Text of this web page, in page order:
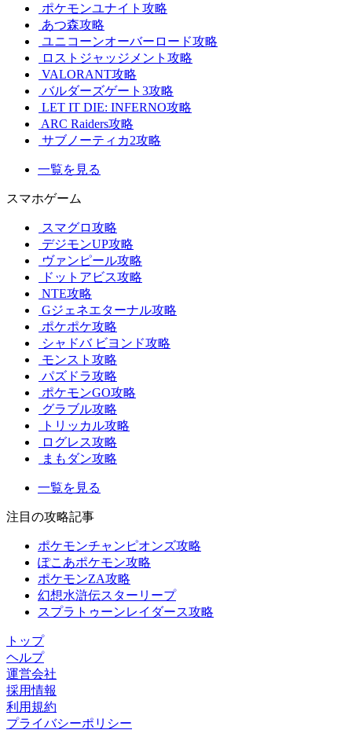
ポケモンユナイト攻略
あつ森攻略
ユニコーンオーバーロード攻略
ロストジャッジメント攻略
VALORANT攻略
バルダーズゲート3攻略
LET IT DIE: INFERNO攻略
ARC Raiders攻略
サブノーティカ2攻略
一覧を見る
スマホゲーム
スマグロ攻略
デジモンUP攻略
ヴァンピール攻略
ドットアビス攻略
NTE攻略
Gジェネエターナル攻略
ポケポケ攻略
シャドバ ビヨンド攻略
モンスト攻略
パズドラ攻略
ポケモンGO攻略
グラブル攻略
トリッカル攻略
ログレス攻略
まもダン攻略
一覧を見る
注目の攻略記事
ポケモンチャンピオンズ攻略
ぽこあポケモン攻略
ポケモンZA攻略
幻想水滸伝スターリープ
スプラトゥーンレイダース攻略
トップ
ヘルプ
運営会社
採用情報
利用規約
プライバシーポリシー